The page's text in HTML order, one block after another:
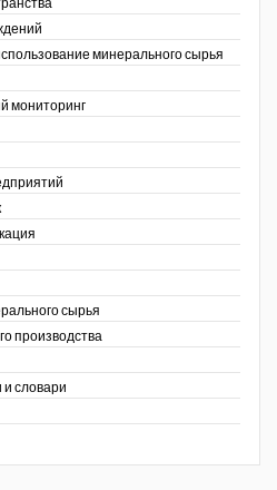
минерального сырья
мониторинг
сырья
производства
словари